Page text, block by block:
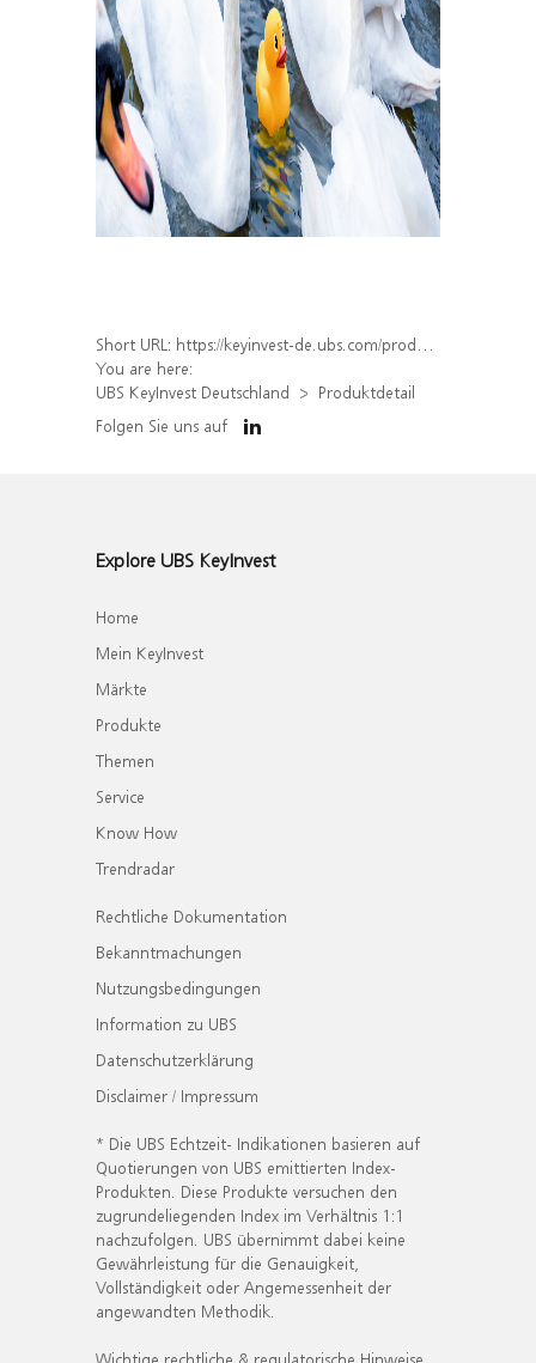
Short URL: https://keyinvest-de.ubs.com/produkt/detail/index/isin/DE000WA74BT2
You are here:
UBS KeyInvest Deutschland
Produktdetail
Folgen Sie uns auf
Explore UBS KeyInvest
Home
Mein KeyInvest
Märkte
Produkte
Themen
Service
Know How
Trendradar
Rechtliche Dokumentation
Bekanntmachungen
Nutzungsbedingungen
Information zu UBS
Datenschutzerklärung
Disclaimer / Impressum
* Die UBS Echtzeit- Indikationen basieren auf
Quotierungen von UBS emittierten Index-
Produkten. Diese Produkte versuchen den
zugrundeliegenden Index im Verhältnis 1:1
nachzufolgen. UBS übernimmt dabei keine
Gewährleistung für die Genauigkeit,
Vollständigkeit oder Angemessenheit der
angewandten Methodik.